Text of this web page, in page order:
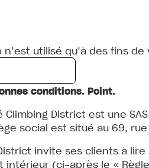
n’est utilisé qu’à des fins
conditions. Point.
Climbing District est une
social est situé au 69,
invite ses clients à
intérieur (ci-après le «